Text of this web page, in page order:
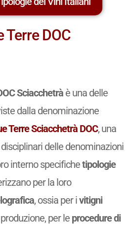
Terre DOC
Sciacchetràè una delle
dalla denominazione
Terre Sciacchetrà DOC, una
delle denominazioni
interno specifichetipologie
per la loro
, ossia per ivitigni
per le procedure di